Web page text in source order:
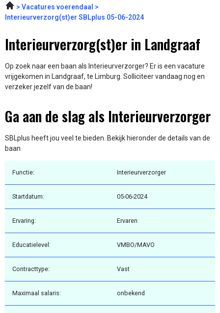
Vacatures voerendaal
Interieurverzorg(st)er SBLplus 05-06-2024
Interieurverzorg(st)er in Landgraaf
Op zoek naar een baan als Interieurverzorger? Er is een vacature
vrijgekomen in Landgraaf, te Limburg. Solliciteer vandaag nog en
verzeker jezelf van de baan!
Ga aan de slag als Interieurverzorger
SBLplus heeft jou veel te bieden. Bekijk hieronder de details van de
baan
Functie: Interieurverzorger
Startdatum: 05-06-2024
Ervaring: Ervaren
Educatielevel: VMBO/MAVO
Contracttype: Vast
Maximaal salaris: onbekend